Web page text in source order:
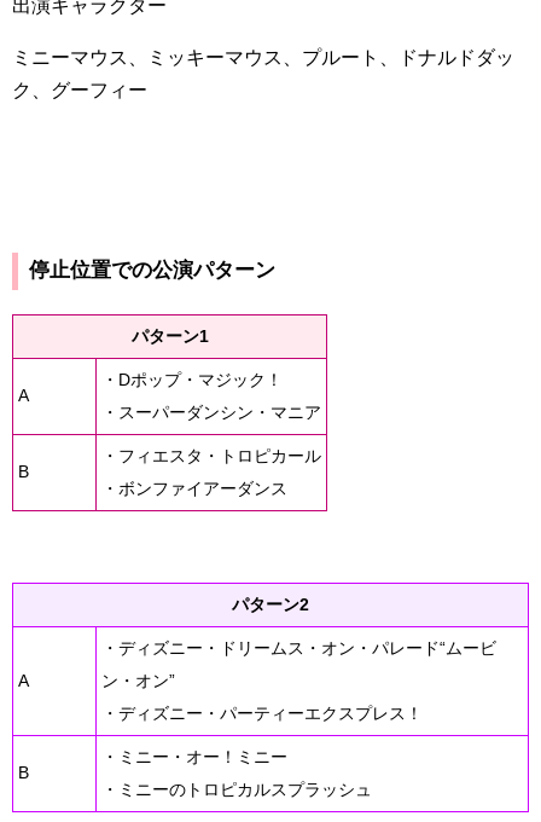
出演キャラクター
ミニーマウス、ミッキーマウス、プルート、ドナルドダッ
ク、グーフィー
停止位置での公演パターン
パターン1
A
・Dポップ・マジック！
・スーパーダンシン・マニア
B
・フィエスタ・トロピカール
・ボンファイアーダンス
パターン2
A
・ディズニー・ドリームス・オン・パレード“ムービ
ン・オン”
・ディズニー・パーティーエクスプレス！
B
・ミニー・オー！ミニー
・ミニーのトロピカルスプラッシュ